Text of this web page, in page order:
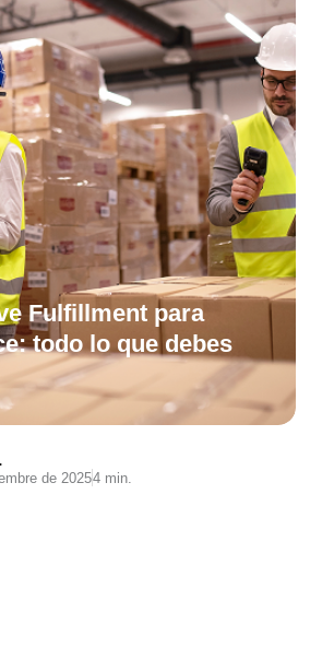
Fulfillment para
todo lo que debes
de 20254 min.